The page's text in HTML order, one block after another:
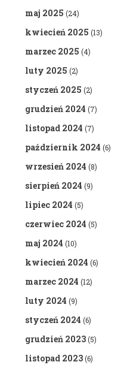
maj 2025 (24)
kwiecień 2025 (13)
marzec 2025 (4)
luty 2025 (2)
styczeń 2025 (2)
grudzień 2024 (7)
listopad 2024 (7)
październik 2024 (6)
wrzesień 2024 (8)
sierpień 2024 (9)
lipiec 2024 (5)
czerwiec 2024 (5)
maj 2024 (10)
kwiecień 2024 (6)
marzec 2024 (12)
luty 2024 (9)
styczeń 2024 (6)
grudzień 2023(5)
listopad 2023(6)